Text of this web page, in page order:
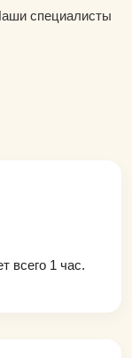
специалисты
всего 1 час.